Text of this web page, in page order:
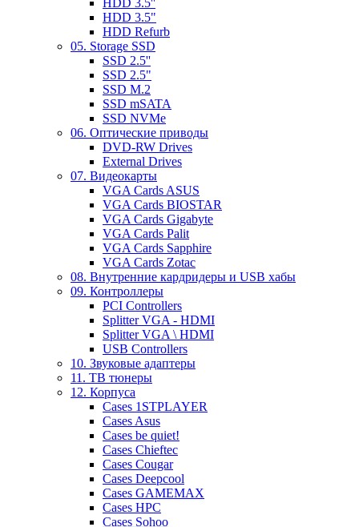
HDD 3.5''
HDD 3.5"
HDD Refurb
05. Storage SSD
SSD 2.5''
SSD 2.5"
SSD M.2
SSD mSATA
SSD NVMe
06. Оптические приводы
DVD-RW Drives
External Drives
07. Видеокарты
VGA Cards ASUS
VGA Cards BIOSTAR
VGA Cards Gigabyte
VGA Cards Palit
VGA Cards Sapphire
VGA Cards Zotac
08. Внутренние кардридеры и USB хабы
09. Контроллеры
PCI Controllers
Splitter VGA - HDMI
Splitter VGA \ HDMI
USB Controllers
10. Звуковые адаптеры
11. ТВ тюнеры
12. Корпуса
Cases 1STPLAYER
Cases Asus
Cases be quiet!
Cases Chieftec
Cases Cougar
Cases Deepcool
Cases GAMEMAX
Cases HPC
Cases Sohoo